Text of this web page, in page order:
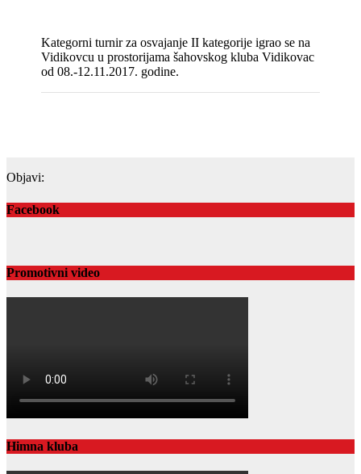
Kategorni turnir za osvajanje II kategorije igrao se na
Vidikovcu u prostorijama šahovskog kluba Vidikovac
od 08.-12.11.2017. godine.
Objavi:
Facebook
Promotivni video
Himna kluba